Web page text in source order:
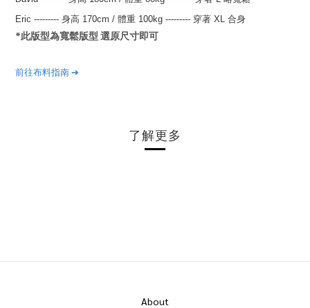
Eric --------- 身高 170cm / 體重 100kg --------- 穿著 XL 合身
*此版型為寬鬆版型 選原尺寸即可
前往布料指南 ➔
了解更多
About